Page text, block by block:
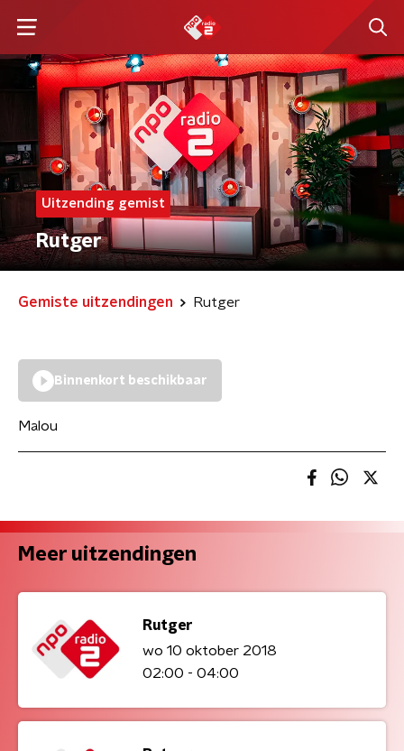
Uitzending gemist
Rutger
Gemiste uitzendingen Rutger
Binnenkort beschikbaar
Malou
Meer uitzendingen
Rutger
wo 10 oktober 2018
02:00 - 04:00